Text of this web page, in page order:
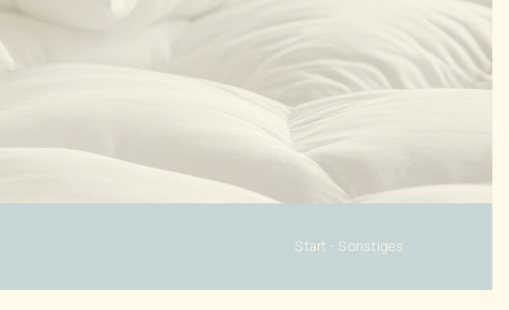
Start - Sonstiges